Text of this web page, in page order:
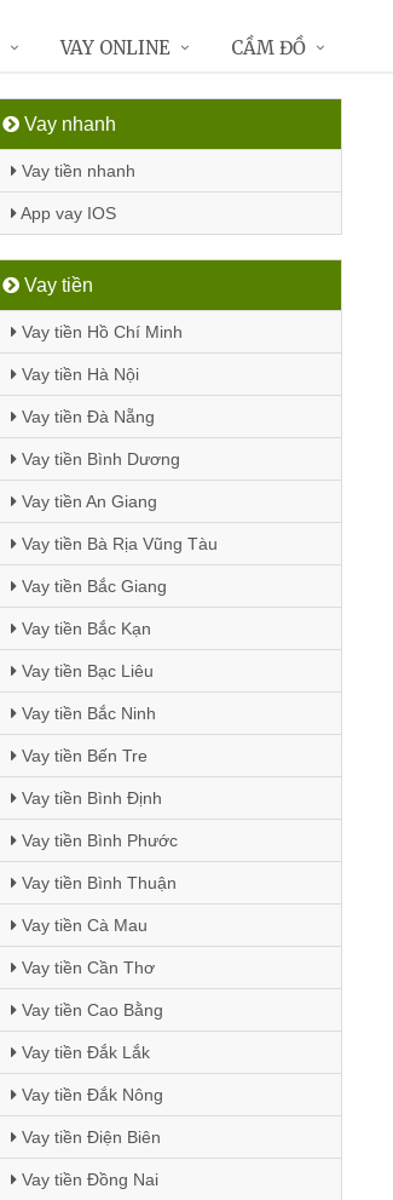
Vay nhanh
Vay tiền nhanh
App vay IOS
Vay tiền
Vay tiền Hồ Chí Minh
Vay tiền Hà Nội
Vay tiền Đà Nẵng
Vay tiền Bình Dương
Vay tiền An Giang
Vay tiền Bà Rịa Vũng Tàu
Vay tiền Bắc Giang
Vay tiền Bắc Kạn
Vay tiền Bạc Liêu
Vay tiền Bắc Ninh
Vay tiền Bến Tre
Vay tiền Bình Định
Vay tiền Bình Phước
Vay tiền Bình Thuận
Vay tiền Cà Mau
Vay tiền Cần Thơ
Vay tiền Cao Bằng
Vay tiền Đắk Lắk
Vay tiền Đắk Nông
Vay tiền Điện Biên
Vay tiền Đồng Nai
VAY ONLINE CẦM ĐỒ